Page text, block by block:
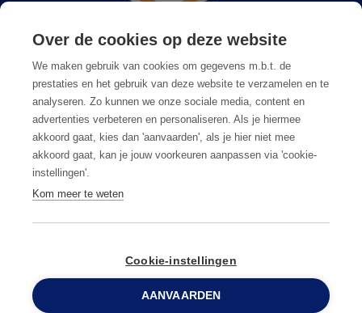
Anticimex dans votre région
Postes vacants
Foire aux questions
Conditions générales Privacy & cookies
© Copyright2026Anticimex
0800 96 900
Over de cookies op deze website
We maken gebruik van cookies om gegevens m.b.t. de
prestaties en het gebruik van deze website te verzamelen en te
analyseren. Zo kunnen we onze sociale media, content en
advertenties verbeteren en personaliseren. Als je hiermee
akkoord gaat, kies dan 'aanvaarden', als je hier niet mee
akkoord gaat, kan je jouw voorkeuren aanpassen via 'cookie-
instellingen'.
Kom meer te weten
Cookie-instellingen
AANVAARDEN